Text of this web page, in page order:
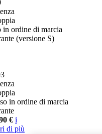
in ordine di marcia
(versione S)
in ordine di marcia
€ i
di più